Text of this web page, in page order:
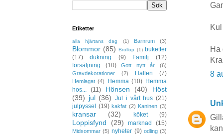
Ha
8
Etiketter
alla hjärtans dag (1) Barnrum (3)
Blommor (85) Bröllop (1) buketter
(17)
dukning (9) Familj
(12)
försäljning
(10) Gott nytt år
(6)
Gravdekorationer
(2) Hallen (7)
Hemlagat (4) Hemma (10) Hemma
hos...
(11) Hönsen (40)
Höst
(39) jul (36) Jul i vårt hus (21)
julpyssel
(19) kakfat (2) Kaninen (3)
kransar (32) köket (9)
Loppisfynd (29) marknad (15)
Midsommar (5) nyheter (9) odling (3)